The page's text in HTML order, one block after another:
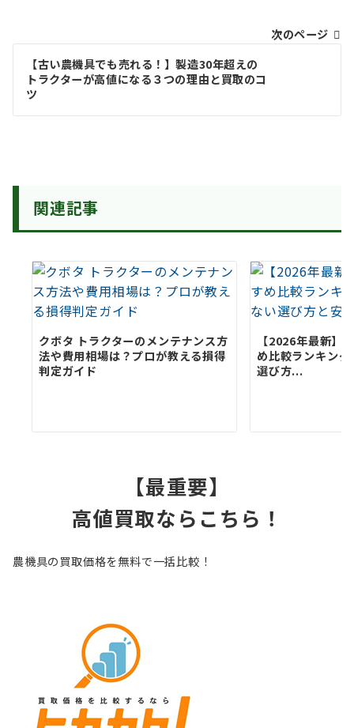
投
稿
ー
シ
ョ
ン
次のページ
【古い農機具でも売れる！】製造30年超えの
トラクターが高値になる３つの理由と買取のコ
ツ
関連記事
クボタ トラクターのメンテナンス方
法や費用相場は？プロが教える損得
判定ガイド
【2026年最新】
め比較ランキン
選び方...
【最重要】
高値買取ならこちら！
農機具の買取価格を無料で一括比較！